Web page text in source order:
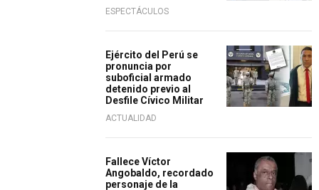
ESPECTÁCULOS
Ejército del Perú se
pronuncia por
suboficial armado
detenido previo al
Desfile Cívico Militar
ACTUALIDAD
Fallece Víctor
Angobaldo, recordado
personaje de la